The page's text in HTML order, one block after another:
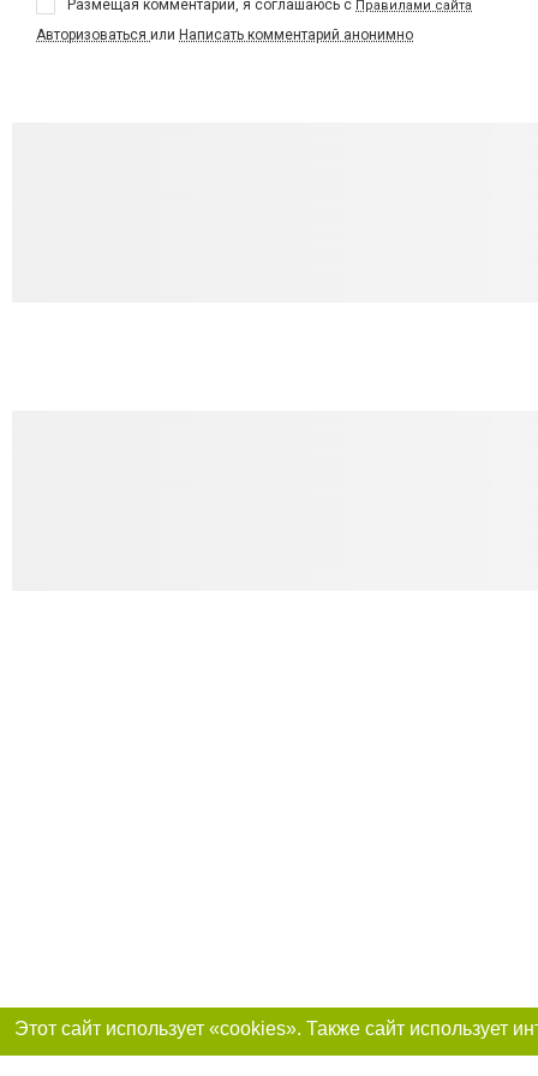
Размещая комментарий, я соглашаюсь с Правилами сайта
Авторизоваться или Написать комментарий анонимно